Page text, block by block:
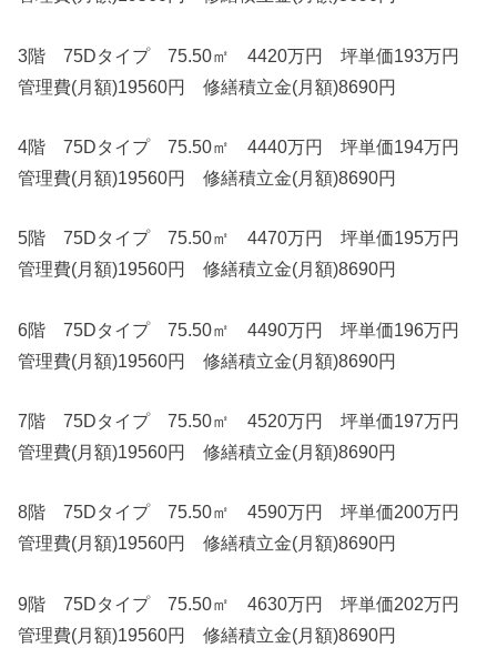
3階 75Dタイプ 75.50㎡ 4420万円 坪単価193万円
管理費(月額)19560円 修繕積立金(月額)8690円
4階 75Dタイプ 75.50㎡ 4440万円 坪単価194万円
管理費(月額)19560円 修繕積立金(月額)8690円
5階 75Dタイプ 75.50㎡ 4470万円 坪単価195万円
管理費(月額)19560円 修繕積立金(月額)8690円
6階 75Dタイプ 75.50㎡ 4490万円 坪単価196万円
管理費(月額)19560円 修繕積立金(月額)8690円
7階 75Dタイプ 75.50㎡ 4520万円 坪単価197万円
管理費(月額)19560円 修繕積立金(月額)8690円
8階 75Dタイプ 75.50㎡ 4590万円 坪単価200万円
管理費(月額)19560円 修繕積立金(月額)8690円
9階 75Dタイプ 75.50㎡ 4630万円 坪単価202万円
管理費(月額)19560円 修繕積立金(月額)8690円